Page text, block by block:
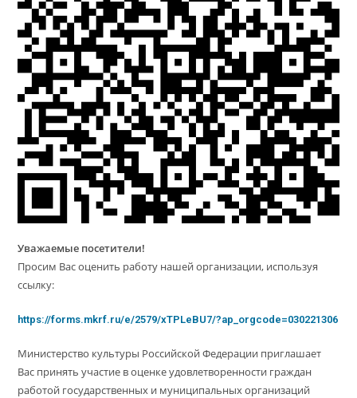
Уважаемые посетители!
Просим Вас оценить работу нашей организации, используя
ссылку:
https://forms.mkrf.ru/e/2579/xTPLeBU7/?ap_orgcode=030221306
Министерство культуры Российской Федерации приглашает
Вас принять участие в оценке удовлетворенности граждан
работой государственных и муниципальных организаций